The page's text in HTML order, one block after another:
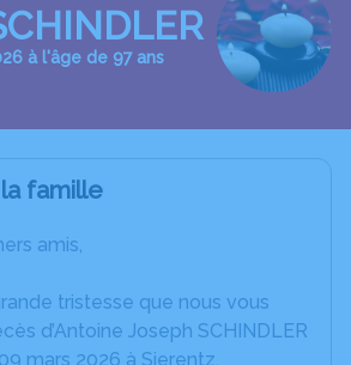
à l'âge de 97 ans
famille
amis,
tristesse que nous vous
d’Antoine Joseph SCHINDLER
mars 2026 à Sierentz.